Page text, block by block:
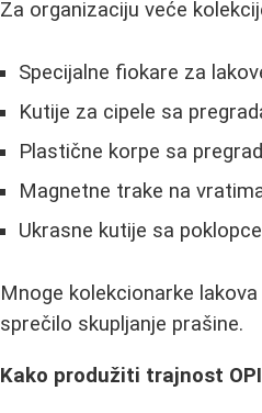
Za organizaciju veće
Specijalne fiokare za
Kutije za cipele sa
Plastične korpe sa
Magnetne trake na
Ukrasne kutije sa
Mnoge kolekcionarke
sprečilo skupljanje prašine.
Kako produžiti trajnost